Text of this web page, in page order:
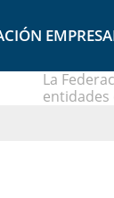
La
entidades